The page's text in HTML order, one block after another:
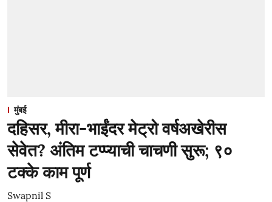
मुंबई
दहिसर, मीरा-भाईंदर मेट्रो वर्षअखेरीस
सेवेत? अंतिम टप्प्याची चाचणी सुरू; ९०
टक्के काम पूर्ण
Swapnil S